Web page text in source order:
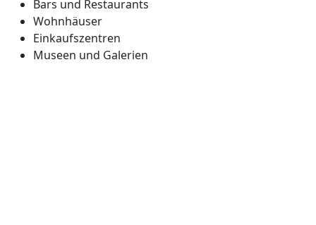
Bars und Restaurants
Wohnhäuser
Einkaufszentren
Museen und Galerien